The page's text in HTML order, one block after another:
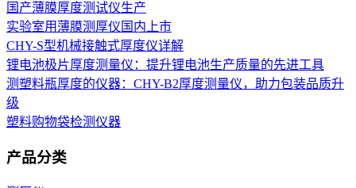
国产薄膜厚度测试仪生产
实验室用薄膜测厚仪国内上市
CHY-S型机械接触式厚度仪详解
锂电池极片厚度测量仪：提升锂电池生产质量的先进工具
测塑料瓶厚度的仪器：CHY-B2厚度测量仪，助力包装品质升
级
塑料购物袋检测仪器
产品分类